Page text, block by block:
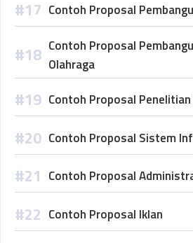
Contoh Proposal
Contoh Proposal
Olahraga
Contoh Proposal
Contoh Proposal Sistem
Contoh Proposal
Contoh Proposal Iklan